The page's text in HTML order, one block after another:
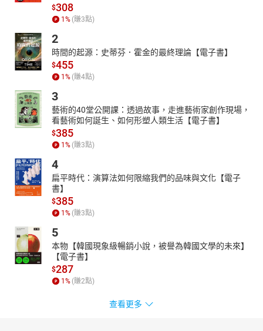
$308
1% (賺3點)
2
時間的起源：史蒂芬．霍金的最終理論【電子書】
$455
1% (賺4點)
3
藝術的40堂公開課：透過故事，走進藝術家創作現場，
看藝術如何誕生、如何形塑人類生活【電子書】
$385
1% (賺3點)
4
扁平時代：演算法如何限縮我們的品味與文化【電子
書】
$385
1% (賺3點)
5
本物【韓國現象級暢銷小說，被譽為韓國文學的未來】
【電子書】
$287
1% (賺2點)
查看更多